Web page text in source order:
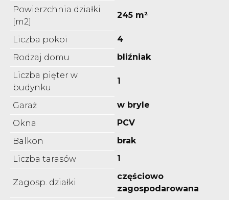
Powierzchnia działki
[m2]
245 m²
Liczba pokoi
4
Rodzaj domu
bliźniak
Liczba pięter w
budynku
1
Garaż
w bryle
Okna
PCV
Balkon
brak
Liczba tarasów
1
Zagosp. działki
częściowo
zagospodarowana